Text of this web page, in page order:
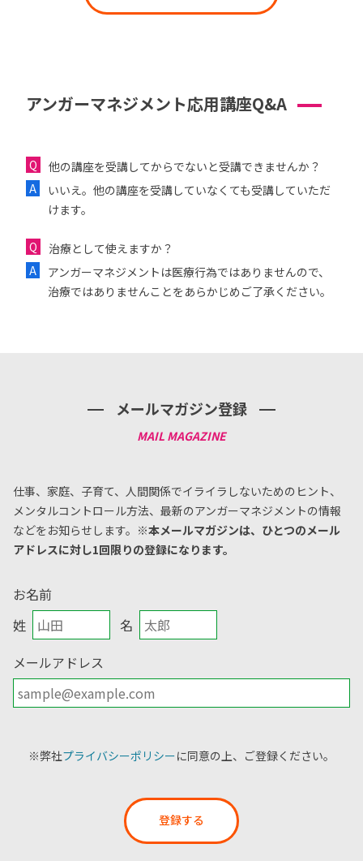
アンガーマネジメント応用講座Q&A
他の講座を受講してからでないと受講できませんか？
いいえ。他の講座を受講していなくても受講していただ
けます。
治療として使えますか？
アンガーマネジメントは医療行為ではありませんので、
治療ではありませんことをあらかじめご了承ください。
メールマガジン登録
仕事、家庭、子育て、人間関係でイライラしないためのヒント、
メンタルコントロール方法、 最新のアンガーマネジメントの情報
などをお知らせします。 ※本メールマガジンは、ひとつのメール
アドレスに対し1回限りの登録になります。
お名前
姓
名
メールアドレス
※弊社プライバシーポリシーに同意の上、ご登録ください。
登録する